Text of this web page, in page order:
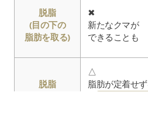
脱脂
(目の下の
脂肪を取る)
✖
新たなクマが
できることも
脱脂
△
脂肪が定着せず